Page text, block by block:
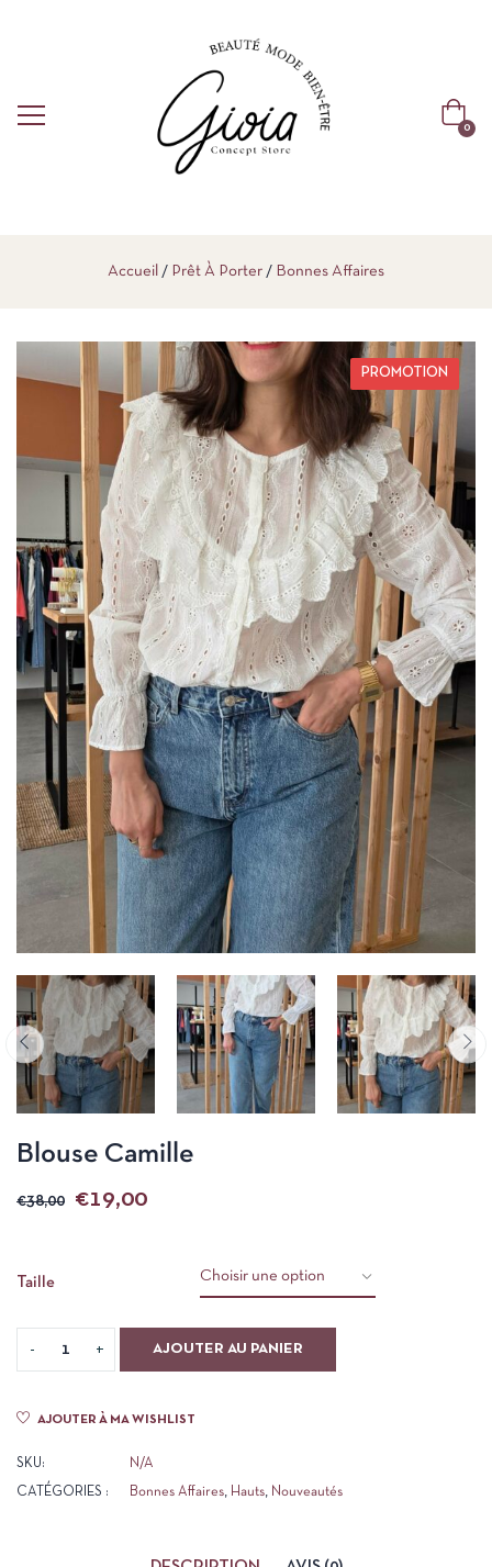
0
Accueil Prêt À Porter Bonnes Affaires
PROMOTION
Blouse Camille
€38,00 €19,00
Taille
AJOUTER AU PANIER
AJOUTER À MA WISHLIST
SKU: N/A
CATÉGORIES : Bonnes Affaires, Hauts, Nouveautés